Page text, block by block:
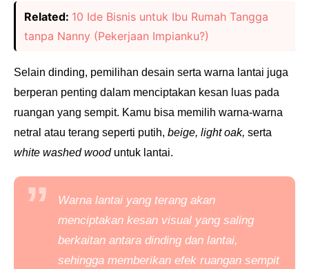
Related: 10 Ide Bisnis untuk Ibu Rumah Tangga
tanpa Nanny (Pekerjaan Impianku?)
Selain dinding, pemilihan desain serta warna lantai juga
berperan penting dalam menciptakan kesan luas pada
ruangan yang sempit. Kamu bisa memilih warna-warna
netral atau terang seperti putih, beige, light oak, serta
white washed wooduntuk lantai.
Warna lantai yang terang akan
menciptakan kesan visual yang saling
berkaitan antara dinding dan lantai,
sehingga memberikan efek ruangan sempit